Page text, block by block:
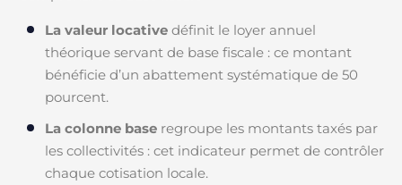
La valeur locative définit le loyer annuel
théorique servant de base fiscale : ce montant
bénéficie d’un abattement systématique de 50
pourcent.
La colonne base regroupe les montants taxés par
les collectivités : cet indicateur permet de contrôler
chaque cotisation locale.